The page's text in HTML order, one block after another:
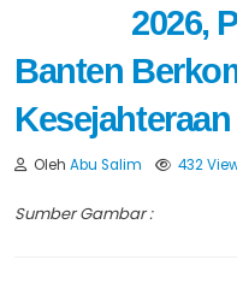
2026,
Banten
Oleh Abu Salim 432
Sumber Gambar :